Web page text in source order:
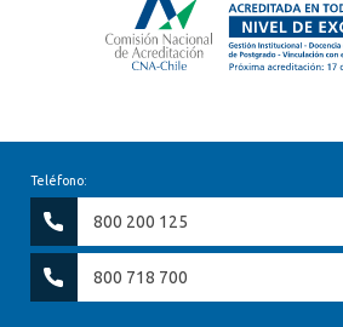
Teléfono:
800 200 125
800 718 700